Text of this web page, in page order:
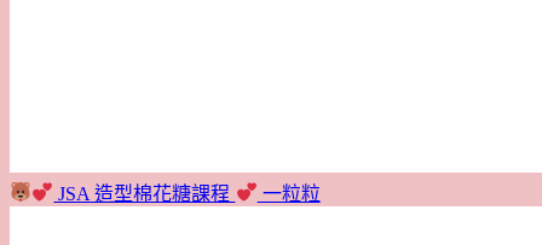
JSA 造型棉花糖課程 一粒粒